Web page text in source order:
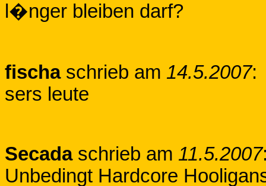
l�nger bleiben darf?
fischaschrieb am 14.5.2007:
sers leute
Secadaschrieb am 11.5.2007
Unbedingt Hardcore